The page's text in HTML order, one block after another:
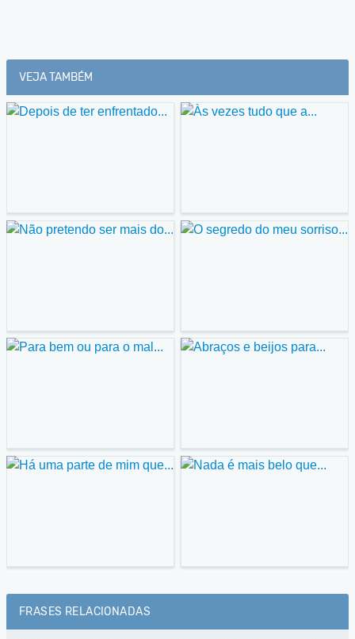
VEJA TAMBÉM
FRASES RELACIONADAS